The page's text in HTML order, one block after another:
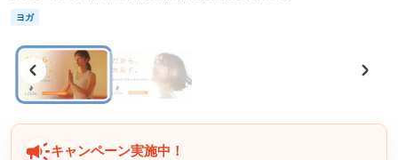
ヨガ
キャンペーン実施中！